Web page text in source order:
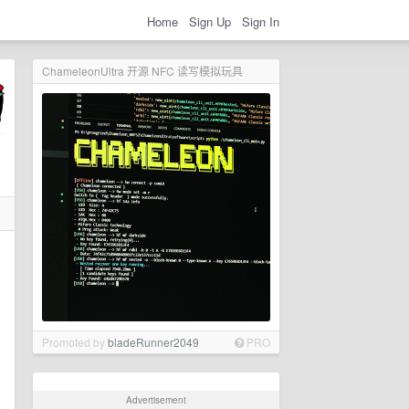
Home Sign Up Sign In
ChameleonUltra 开源 NFC 读写模拟玩具
Promoted bybladeRunner2049 PRO
Advertisement